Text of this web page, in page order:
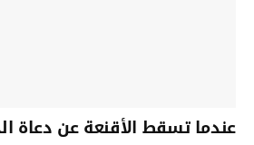
عندما تسقط الأقنعة عن دعاة